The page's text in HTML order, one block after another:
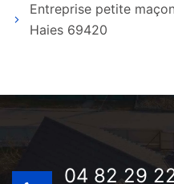
Entreprise petite
Haies 69420
04 82 29